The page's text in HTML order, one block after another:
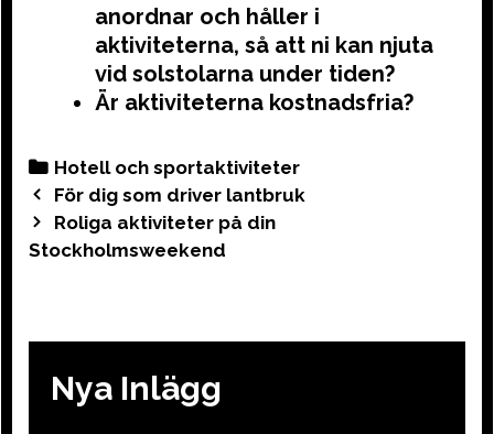
anordnar och håller i
aktiviteterna, så att ni kan njuta
vid solstolarna under tiden?
Är aktiviteterna kostnadsfria?
Categories
Hotell och sportaktiviteter
Post
navigation
För dig som driver lantbruk
Roliga aktiviteter på din
Stockholmsweekend
Nya Inlägg